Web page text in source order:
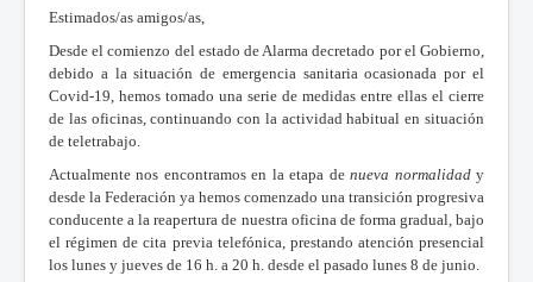
Estimados/as amigos/as,
Desde el comienzo del estado de Alarma decretado por el Gobierno,
debido a la situación de emergencia sanitaria ocasionada por el
Covid-19, hemos tomado una serie de medidas entre ellas el cierre
de las oficinas, continuando con la actividad habitual en situación
de teletrabajo.
Actualmente nos encontramos en la etapa denueva normalidady
desde la Federación ya hemos comenzado una transición progresiva
conducente a la reapertura de nuestra oficina de forma gradual, bajo
el régimen de cita previa telefónica, prestando atención presencial
los lunes y jueves de 16 h. a 20 h. desde el pasado lunes 8 de junio.